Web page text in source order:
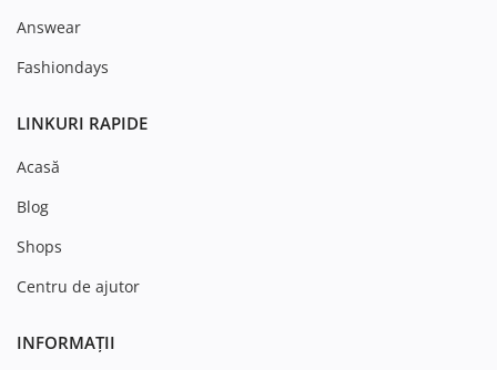
Answear
Fashiondays
LINKURI RAPIDE
Acasă
Blog
Shops
Centru de ajutor
INFORMAȚII